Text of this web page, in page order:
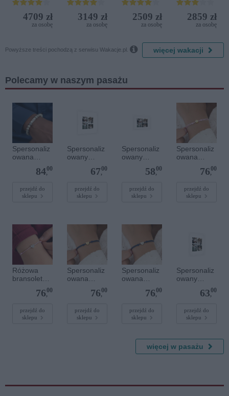
Terrasini
(ex. Citta
del Mare)
4709 zł
za osobę
Bijela (ex.
Iberostar
Bijela
3149 zł
za osobę
Spa
2509 zł
za osobę
2859 zł
za osobę
Powyższe treści pochodzą z serwisu Wakacje.pl.  więcej wakacji
Polecamy w naszym pasażu
Spersonaliz
owana
bransoletka
szlachetnym
i - Szary - M
84,
00
przejdź do
sklepu
Spersonaliz
owany
plakat - 40 x
67,
00
przejdź do
sklepu
Spersonaliz
owany
plakat - 30 x
58,
00
przejdź do
sklepu
Spersonaliz
owana
bransoletka
sznurkowa -
Złote kółko
76,
00
przejdź do
sklepu
Różowa
bransoletka
dla dzieci -
owana -
Srebrne
76,
00
przejdź do
sklepu
Spersonaliz
owana
bransoletka
sznurkowa -
Złote serce
76,
00
przejdź do
sklepu
Spersonaliz
owana
bransoletka
sznurkowa -
Srebrne
serce
76,
00
przejdź do
sklepu
Spersonaliz
owany
plakat - 30 x
63,
00
przejdź do
sklepu
więcej w pasażu